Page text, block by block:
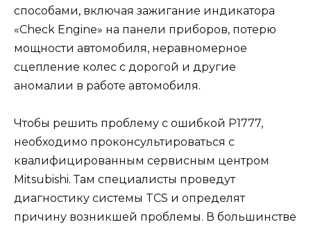
способами, включая зажигание индикатора
«Check Engine» на панели приборов, потерю
мощности автомобиля, неравномерное
сцепление колес с дорогой и другие
аномалии в работе автомобиля.
Чтобы решить проблему с ошибкой Р1777,
необходимо проконсультироваться с
квалифицированным сервисным центром
Mitsubishi. Там специалисты проведут
диагностику системы TCS и определят
причину возникшей проблемы. В большинстве